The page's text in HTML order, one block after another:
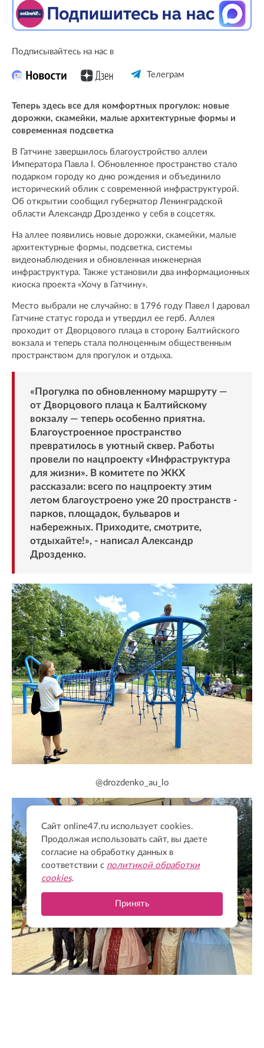
Подписывайтесь на нас в
Телеграм
Теперь здесь все для комфортных прогулок: новые
дорожки, скамейки, малые архитектурные формы и
современная подсветка
В Гатчине завершилось благоустройство аллеи
Императора Павла I. Обновленное пространство стало
подарком городу ко дню рождения и объединило
исторический облик с современной инфраструктурой.
Об открытии сообщил губернатор Ленинградской
области Александр Дрозденко у себя в соцсетях.
На аллее появились новые дорожки, скамейки, малые
архитектурные формы, подсветка, системы
видеонаблюдения и обновленная инженерная
инфраструктура. Также установили два информационных
киоска проекта «Хочу в Гатчину».
Место выбрали не случайно: в 1796 году Павел I даровал
Гатчине статус города и утвердил ее герб. Аллея
проходит от Дворцового плаца в сторону Балтийского
вокзала и теперь стала полноценным общественным
пространством для прогулок и отдыха.
«Прогулка по обновленному маршруту —
от Дворцового плаца к Балтийскому
вокзалу — теперь особенно приятна.
Благоустроенное пространство
превратилось в уютный сквер. Работы
провели по нацпроекту «Инфраструктура
для жизни». В комитете по ЖКХ
рассказали: всего по нацпроекту этим
летом благоустроено уже 20 пространств -
парков, площадок, бульваров и
набережных. Приходите, смотрите,
отдыхайте!», - написал Александр
Дрозденко.
@drozdenko_au_lo
Сайт online47.ru использует cookies.
Продолжая использовать сайт, вы даете
согласие на обработку данных в
соответствии с политикой обработки
cookies.
Принять